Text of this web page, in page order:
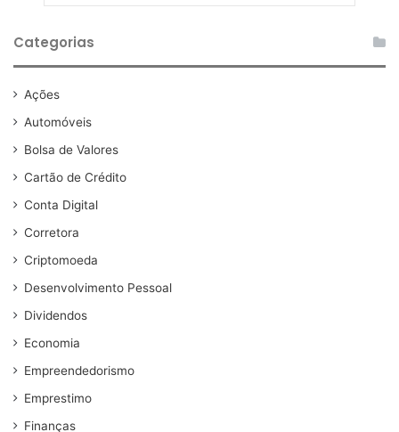
Categorias
Ações
Automóveis
Bolsa de Valores
Cartão de Crédito
Conta Digital
Corretora
Criptomoeda
Desenvolvimento Pessoal
Dividendos
Economia
Empreendedorismo
Emprestimo
Finanças